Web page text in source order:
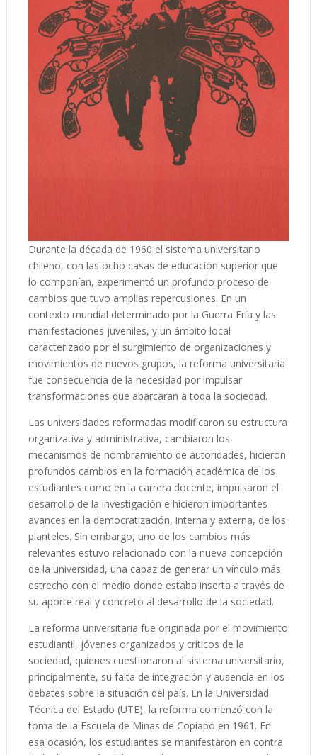
Durante la década de 1960 el sistema universitario
chileno, con las ocho casas de educación superior que
lo componían, experimentó un profundo proceso de
cambios que tuvo amplias repercusiones. En un
contexto mundial determinado por la Guerra Fría y las
manifestaciones juveniles, y un ámbito local
caracterizado por el surgimiento de organizaciones y
movimientos de nuevos grupos, la reforma universitaria
fue consecuencia de la necesidad por impulsar
transformaciones que abarcaran a toda la sociedad.
Las universidades reformadas modificaron su estructura
organizativa y administrativa, cambiaron los
mecanismos de nombramiento de autoridades, hicieron
profundos cambios en la formación académica de los
estudiantes como en la carrera docente, impulsaron el
desarrollo de la investigación e hicieron importantes
avances en la democratización, interna y externa, de los
planteles. Sin embargo, uno de los cambios más
relevantes estuvo relacionado con la nueva concepción
de la universidad, una capaz de generar un vínculo más
estrecho con el medio donde estaba inserta a través de
su aporte real y concreto al desarrollo de la sociedad.
La reforma universitaria fue originada por el movimiento
estudiantil, jóvenes organizados y críticos de la
sociedad, quienes cuestionaron al sistema universitario,
principalmente, su falta de integración y ausencia en los
debates sobre la situación del país. En la Universidad
Técnica del Estado (UTE), la reforma comenzó con la
toma de la Escuela de Minas de Copiapó en 1961. En
esa ocasión, los estudiantes se manifestaron en contra